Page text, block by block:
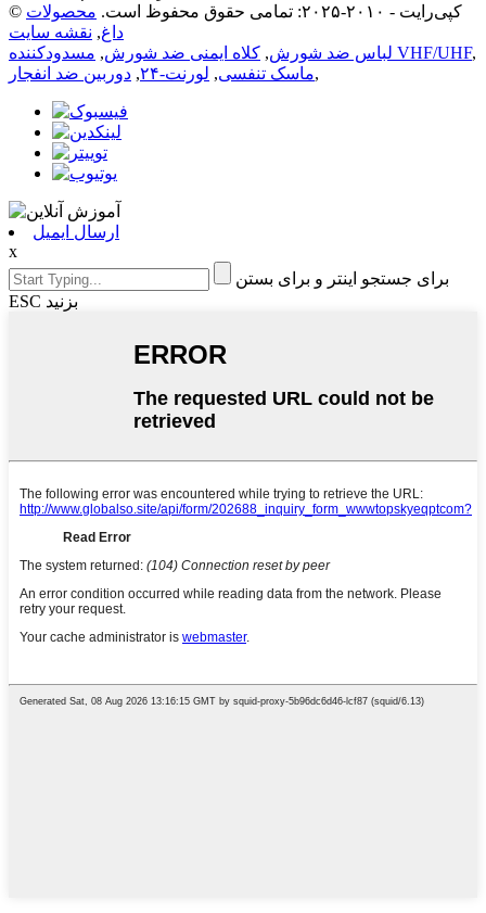
© کپی‌رایت - ۲۰۱۰-۲۰۲۵: تمامی حقوق محفوظ است.
محصولات
داغ, نقشه سایت
لباس ضد شورش, کلاه ایمنی ضد شورش, مسدودکننده VHF/UHF,
ماسک تنفسی, لورنت-۲۴ , دوربین ضد انفجار ,
ارسال ایمیل
x
برای جستجو اینتر و برای بستن
ESC بزنید